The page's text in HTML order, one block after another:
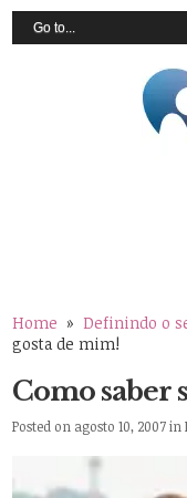
Home » Definindo o
gosta de mim!
Como saber
Posted on agosto 10, 2007 in